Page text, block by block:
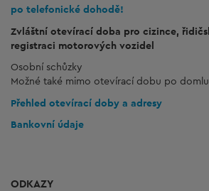
po telefonické dohodě!
Zvláštní otevírací doba pro cizince,
registraci motorových vozidel
Osobní schůzky
Možné také mimo otevírací dobu po
Přehled otevírací doby a adresy
Bankovní údaje
ODKAZY